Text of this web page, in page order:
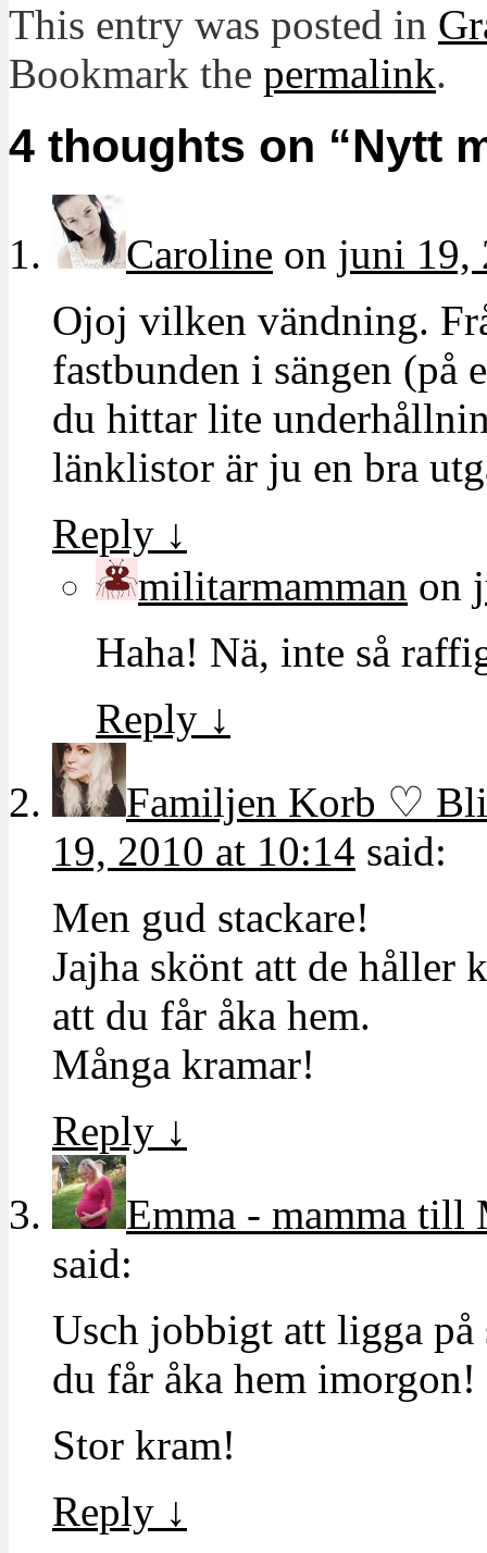
This entry was posted in
Bookmark the permalink.
4 thoughts on “Nytt
Caroline on juni 19,
Ojoj vilken vändning.
fastbunden i sängen
du hittar lite
länklistor är ju en bra
Reply ↓
militarmamman on
Haha! Nä, inte så
Reply ↓
Familjen Korb ♡
19, 2010 at 10:14 said:
Men gud stackare!
Jajha skönt att de håller
att du får åka hem.
Många kramar!
Reply ↓
Emma - mamma till
said:
Usch jobbigt att ligga
du får åka hem imorgon!
Stor kram!
Reply ↓